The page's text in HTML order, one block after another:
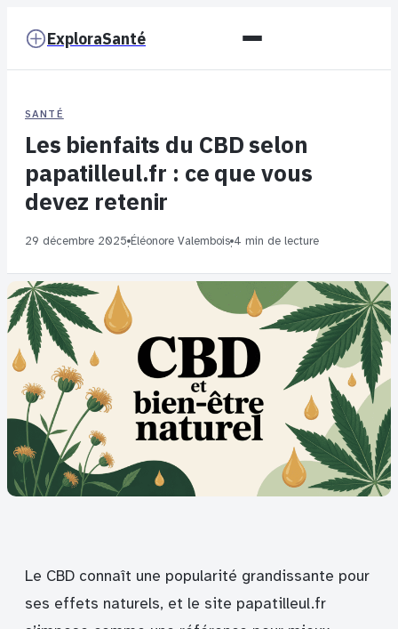
ExploraSanté
SANTÉ
Les bienfaits du CBD selon
papatilleul.fr : ce que vous
devez retenir
29 décembre 2025·Éléonore Valembois·4 min de lecture
Le CBD connaît une popularité grandissante pour
ses effets naturels, et le site papatilleul.fr